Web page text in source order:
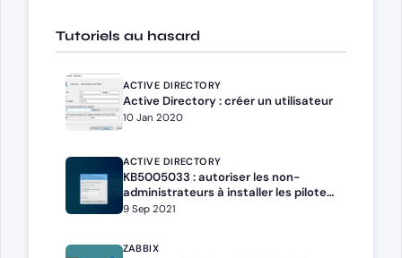
Tutoriels au hasard
ACTIVE DIRECTORY
Active Directory : créer un utilisateur
10 Jan 2020
ACTIVE DIRECTORY
KB5005033 : autoriser les non-
administrateurs à installer les pilotes
d’impression
9 Sep 2021
ZABBIX